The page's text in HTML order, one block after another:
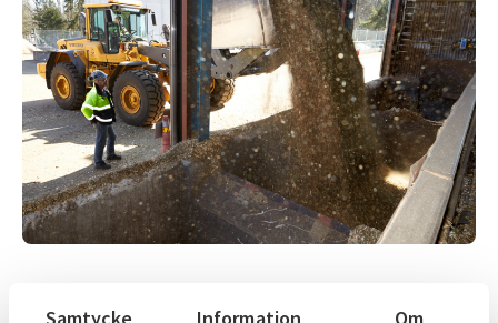
Samtycke Information Om
Ackumulatortank